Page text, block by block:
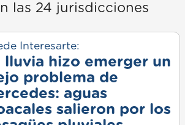
las 24 jurisdicciones
Interesarte:
lluvia hizo emerger un
problema de
aguas
salieron por los